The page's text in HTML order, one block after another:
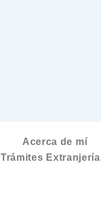
Acerca de mí
Trámites